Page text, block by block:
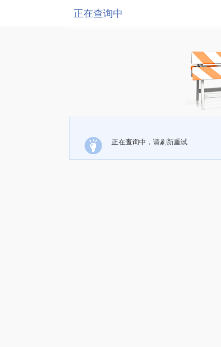
正在查询中
正在查询中，请刷新重试